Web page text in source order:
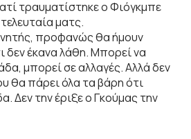
τραυματίστηκε ο Φιόγκμπε
ματς.
προφανώς θα ήμουν
δεν έκανα λάθη. Μπορεί να
μπορεί σε αλλαγές. Αλλά δεν
θα πάρει όλα τα βάρη ότι
Δεν την έριξε ο Γκούμας την